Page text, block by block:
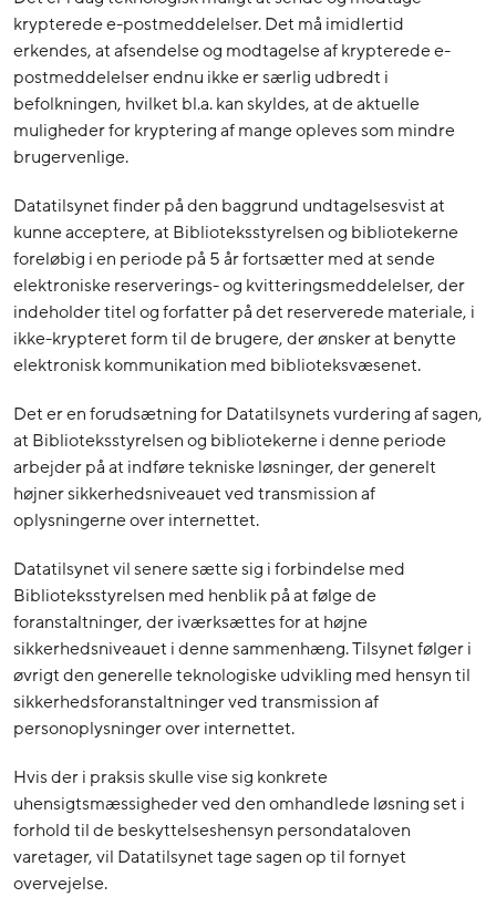
krypterede e-postmeddelelser. Det må imidlertid
erkendes, at afsendelse og modtagelse af krypterede e-
postmeddelelser endnu ikke er særlig udbredt i
befolkningen, hvilket bl.a. kan skyldes, at de aktuelle
muligheder for kryptering af mange opleves som mindre
brugervenlige.
Datatilsynet finder på den baggrund undtagelsesvist at
kunne acceptere, at Biblioteksstyrelsen og bibliotekerne
foreløbig i en periode på 5 år fortsætter med at sende
elektroniske reserverings- og kvitteringsmeddelelser, der
indeholder titel og forfatter på det reserverede materiale, i
ikke-krypteret form til de brugere, der ønsker at benytte
elektronisk kommunikation med biblioteksvæsenet.
Det er en forudsætning for Datatilsynets vurdering af sagen,
at Biblioteksstyrelsen og bibliotekerne i denne periode
arbejder på at indføre tekniske løsninger, der generelt
højner sikkerhedsniveauet ved transmission af
oplysningerne over internettet.
Datatilsynet vil senere sætte sig i forbindelse med
Biblioteksstyrelsen med henblik på at følge de
foranstaltninger, der iværksættes for at højne
sikkerhedsniveauet i denne sammenhæng. Tilsynet følger i
øvrigt den generelle teknologiske udvikling med hensyn til
sikkerhedsforanstaltninger ved transmission af
personoplysninger over internettet.
Hvis der i praksis skulle vise sig konkrete
uhensigtsmæssigheder ved den omhandlede løsning set i
forhold til de beskyttelseshensyn persondataloven
varetager, vil Datatilsynet tage sagen op til fornyet
overvejelse.